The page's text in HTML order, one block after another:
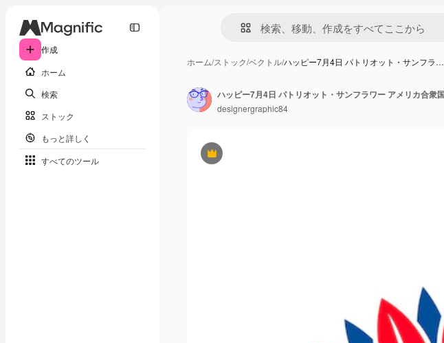
作成
ホーム
検索
ストック
もっと詳しく
すべてのツール
ホーム/ストック/ベクトル/ハッピー7月4日 パトリオット・サンフラ…
Premium
designergraphic84